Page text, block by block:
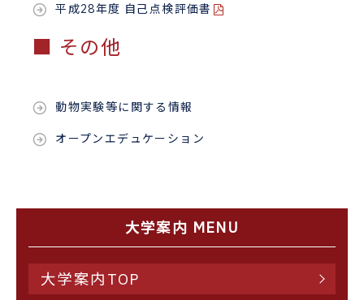
平成28年度 自己点検評価書
■ その他
動物実験等に関する情報
オープンエデュケーション
大学案内 MENU
大学案内TOP